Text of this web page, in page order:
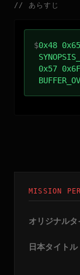
// あらすじ
$0x48
0x57
MISSION
オリジナルタ
日本タイトル